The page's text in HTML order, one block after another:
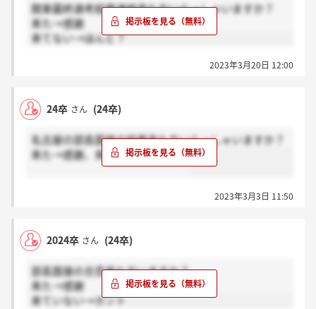
関東最終選考結果連絡来た方いらっしゃいますか？
来た→感謝
来てない→ほんと？
2023年3月20日 12:00
24卒 さん (24卒)
名古屋の部長面接の結果来た方いらっしゃいますか？
来た→感謝、来ていない→ホント
2023年3月3日 11:50
2024卒 さん (24卒)
部長面接の合否来た方いますか？
来た→感謝
来ていない→ホント